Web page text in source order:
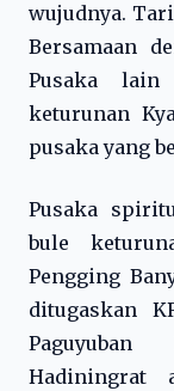
wujudnya.
Bersamaan
Pusaka
keturunan
pusaka yang
Pusaka
bule
Pengging
ditugaskan
Hadiningrat